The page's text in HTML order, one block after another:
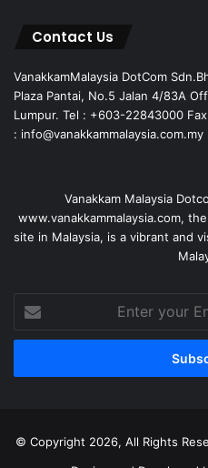
Contact Us
VanakkamMalaysia DotCom
Plaza Pantai, No.5 Jalan 4/83A
Lumpur. Tel : +603-22843000
: info@vanakkammalaysia.com.my
Vanakkam Malaysia
www.vanakkammalaysia.com,
site in Malaysia, is a vibrant and
your
Email
© Copyright 2026, All Rights